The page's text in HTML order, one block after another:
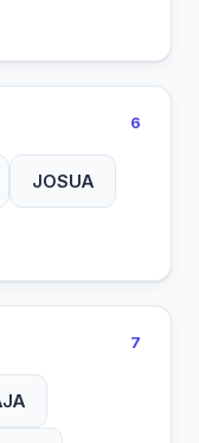
6
JOSUA
7